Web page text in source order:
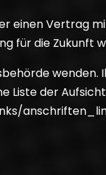
einen Vertrag
für die Zukunft
Liste der